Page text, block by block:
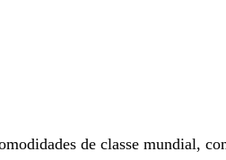
de classe mundial,